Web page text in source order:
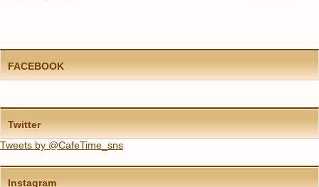
FACEBOOK
Twitter
Tweets by @CafeTime_sns
Instagram